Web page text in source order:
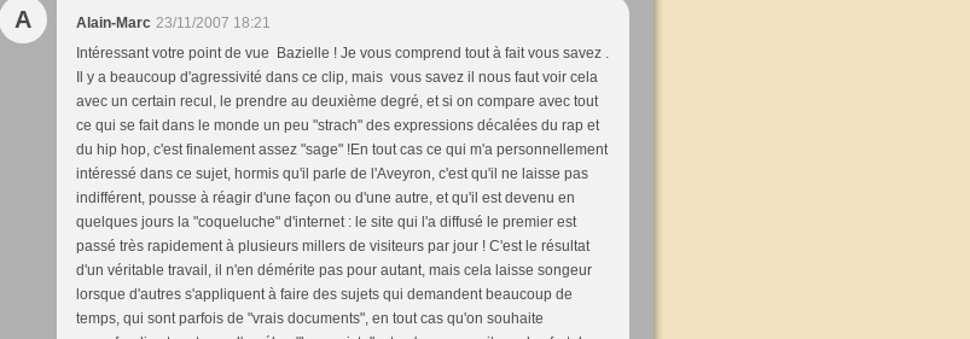
A Alain-Marc 23/11/2007 18:21
Intéressant votre point de vue Bazielle ! Je vous comprend tout à fait vous savez .
Il y a beaucoup d'agressivité dans ce clip, mais vous savez il nous faut voir cela
avec un certain recul, le prendre au deuxième degré, et si on compare avec tout
ce qui se fait dans le monde un peu "strach" des expressions décalées du rap et
du hip hop, c'est finalement assez "sage" !En tout cas ce qui m'a personnellement
intéressé dans ce sujet, hormis qu'il parle de l'Aveyron, c'est qu'il ne laisse pas
indifférent, pousse à réagir d'une façon ou d'une autre, et qu'il est devenu en
quelques jours la "coqueluche" d'internet : le site qui l'a diffusé le premier est
passé très rapidement à plusieurs millers de visiteurs par jour ! C'est le résultat
d'un véritable travail, il n'en démérite pas pour autant, mais cela laisse songeur
lorsque d'autres s'appliquent à faire des sujets qui demandent beaucoup de
temps, qui sont parfois de "vrais documents", en tout cas qu'on souhaite